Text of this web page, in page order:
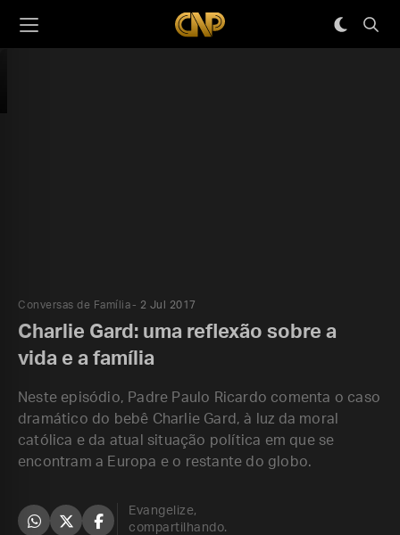
Conversas de Família 2 Jul 2017
Charlie Gard: uma reflexão sobre a
vida e a família
Neste episódio, Padre Paulo Ricardo comenta o caso
dramático do bebê Charlie Gard, à luz da moral
católica e da atual situação política em que se
encontram a Europa e o restante do globo.
Evangelize,
compartilhando.